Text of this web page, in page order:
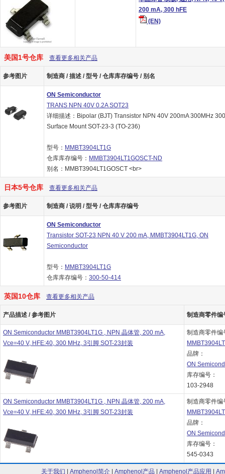
200 mA, 300 hFE
(EN)
美国1号仓库 查看更多相关产品
参考图片 制造商 / 描述 / 型号 / 仓库库存编号 / 别名
ON Semiconductor
TRANS NPN 40V 0.2A SOT23
详细描述：Bipolar (BJT) Transistor NPN 40V 200mA 300MHz
Surface Mount SOT-23-3 (TO-236)
型号： MMBT3904LT1G
仓库库存编号： MMBT3904LT1GOSCT-ND
别名：MMBT3904LT1GOSCT <br>
日本5号仓库 查看更多相关产品
参考图片 制造商 / 说明 / 型号 / 仓库库存编号
ON Semiconductor
Transistor SOT-23 NPN 40 V 200 mA, MMBT3904LT1G, ON
Semiconductor
型号： MMBT3904LT1G
仓库库存编号： 300-50-414
英国10仓库 查看更多相关产品
产品描述 / 参考图片 制造商零件编
ON Semiconductor MMBT3904LT1G , NPN 晶体管, 200 mA,
Vce=40 V, HFE:40, 300 MHz, 3引脚 SOT-23封装
制造商零件编
品牌：
ON
库存编号：
103-2948
ON Semiconductor MMBT3904LT1G , NPN 晶体管, 200 mA,
Vce=40 V, HFE:40, 300 MHz, 3引脚 SOT-23封装
制造商零件编
品牌：
ON
库存编号：
545-0343
关于我们 Amphenol简介| Amphenol产品 Amphenol产品应用